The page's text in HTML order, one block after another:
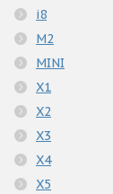
i8
M2
MINI
X1
X2
X3
X4
X5